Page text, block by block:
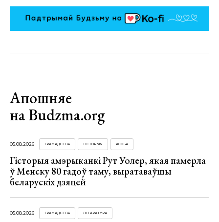
Апошняе
на Budzma.org
05.08.2026 ГРАМАДСТВА ГІСТОРЫЯ АСОБА
Гісторыя амэрыканкі Рут Уолер, якая памерла
ў Менску 80 гадоў таму, выратаваўшы
беларускіх дзяцей
05.08.2026 ГРАМАДСТВА ЛІТАРАТУРА